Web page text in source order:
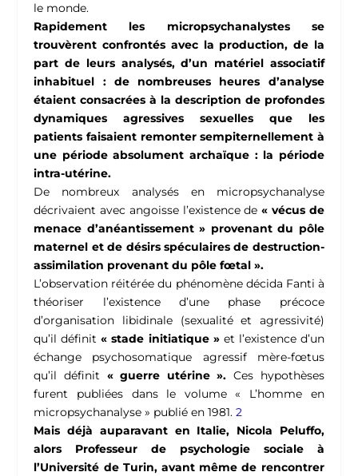
le monde.
Rapidement les micropsychanalystes se
trouvèrent confrontés avec la production, de la
part de leurs analysés, d’un matériel associatif
inhabituel : de nombreuses heures d’analyse
étaient consacrées à la description de profondes
dynamiques agressives sexuelles que les
patients faisaient remonter sempiternellement à
une période absolument archaïque : la période
intra-utérine.
De nombreux analysés en micropsychanalyse
décrivaient avec angoisse l’existence de« vécus de
menace d’anéantissement » provenant du pôle
maternel et de désirs spéculaires de destruction-
assimilation provenant du pôle fœtal ».
L’observation réitérée du phénomène décida Fanti à
théoriser l’existence d’une phase précoce
d’organisation libidinale (sexualité et agressivité)
qu’il définit« stade initiatique »et l’existence d’un
échange psychosomatique agressif mère-fœtus
qu’il définit « guerre utérine ». Ces hypothèses
furent publiées dans le volume « L’homme en
micropsychanalyse » publié en 1981.2
Mais déjà auparavant en Italie, Nicola Peluffo,
alors Professeur de psychologie sociale à
l’Université de Turin, avant même de rencontrer